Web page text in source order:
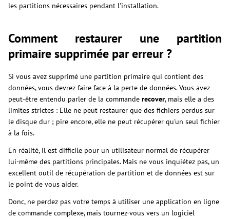
les partitions nécessaires pendant l'installation.
Comment restaurer une partition
primaire supprimée par erreur ?
Si vous avez supprimé une partition primaire qui contient des
données, vous devrez faire face à la perte de données. Vous avez
peut-être entendu parler de la commande recover, mais elle a des
limites strictes : Elle ne peut restaurer que des fichiers perdus sur
le disque dur ; pire encore, elle ne peut récupérer qu'un seul fichier
à la fois.
En réalité, il est difficile pour un utilisateur normal de récupérer
lui-même des partitions principales. Mais ne vous inquiétez pas, un
excellent outil de récupération de partition et de données est sur
le point de vous aider.
Donc, ne perdez pas votre temps à utiliser une application en ligne
de commande complexe, mais tournez-vous vers un logiciel